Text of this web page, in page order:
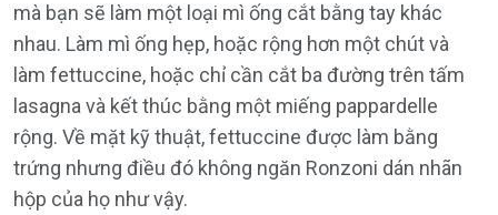
mà bạn sẽ làm một loại mì ống cắt bằng tay khác
nhau. Làm mì ống hẹp, hoặc rộng hơn một chút và
làm fettuccine, hoặc chỉ cần cắt ba đường trên tấm
lasagna và kết thúc bằng một miếng pappardelle
rộng. Về mặt kỹ thuật, fettuccine được làm bằng
trứng nhưng điều đó không ngăn Ronzoni dán nhãn
hộp của họ như vậy.